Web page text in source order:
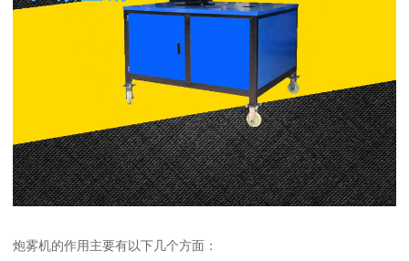
炮雾机的作用主要有以下几个方面：